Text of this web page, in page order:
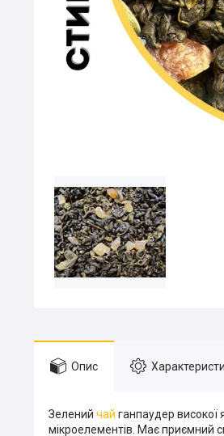
Опис
Зелений чай ганпаудер високої
мікроелементів. Має приємний